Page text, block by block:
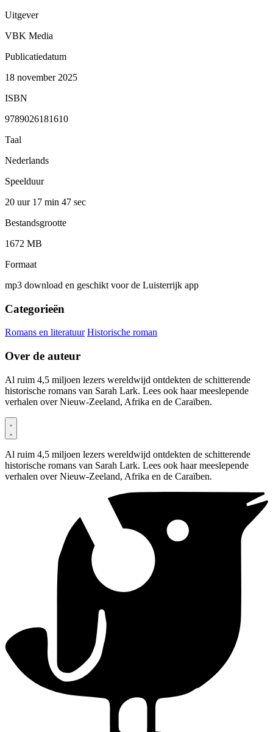
Uitgever
VBK Media
Publicatiedatum
18 november 2025
ISBN
9789026181610
Taal
Nederlands
Speelduur
20 uur 17 min 47 sec
Bestandsgrootte
1672 MB
Formaat
mp3 download en geschikt voor de Luisterrijk app
Categorieën
Romans en literatuur Historische roman
Over de auteur
Al ruim 4,5 miljoen lezers wereldwijd ontdekten de schitterende
historische romans van Sarah Lark. Lees ook haar meeslepende
verhalen over Nieuw-Zeeland, Afrika en de Caraïben.
Al ruim 4,5 miljoen lezers wereldwijd ontdekten de schitterende
historische romans van Sarah Lark. Lees ook haar meeslepende
verhalen over Nieuw-Zeeland, Afrika en de Caraïben.